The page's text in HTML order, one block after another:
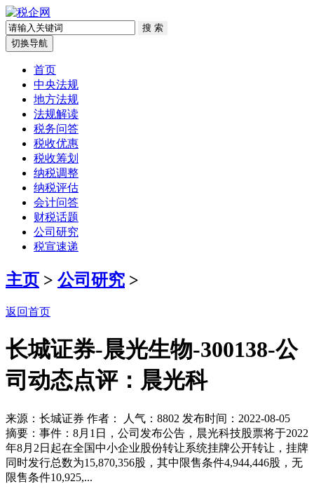
切换导航
首页
中央法规
地方法规
法规解读
税务问答
税收优惠
税收筹划
纳税调整
纳税评估
会计问答
财税话题
公司研究
税宣速递
主页 > 公司研究 >
返回首页
长城证券-晨光生物-300138-公
司动态点评：晨光科
来源：长城证券 作者： 人气： 8802 发布时间：2022-08-05
摘要：事件：8月1日，公司发布公告，晨光科技股票将于2022
年8月2日起在全国中小企业股份转让系统挂牌公开转让，挂牌
同时发行总数为15,870,356股，其中限售条件4,944,446股，无
限售条件10,925,...